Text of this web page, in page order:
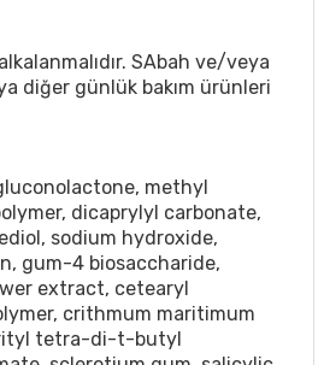
SAbah ve/veya
diğer günlük bakım ürünleri
methyl
dicaprylyl carbonate,
sodium hydroxide,
gum-4 biosaccharide,
extract, cetearyl
crithmum maritimum
tetra-di-t-butyl